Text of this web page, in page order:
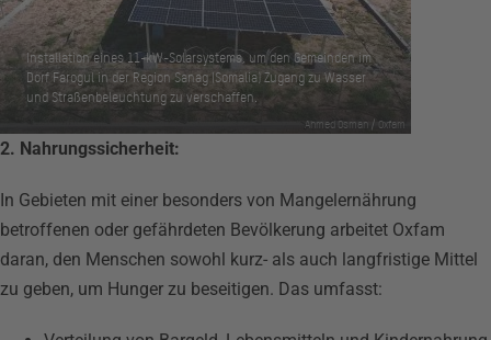
Ahmed Osman / Oxfam
Installation eines 11-kW-Solarsystems, um den Gemeinden im
Dorf Farogul in der Region Sanag (Somalia) Zugang zu Wasser
und Straßenbeleuchtung zu verschaffen.
2. Nahrungssicherheit:
In Gebieten mit einer besonders von Mangelernährung
betroffenen oder gefährdeten Bevölkerung arbeitet Oxfam
daran, den Menschen sowohl kurz- als auch langfristige Mittel
zu geben, um Hunger zu beseitigen. Das umfasst: